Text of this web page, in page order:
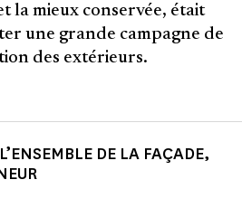
la mieux conservée, était
une grande campagne de
des extérieurs.
DE LA FAÇADE,